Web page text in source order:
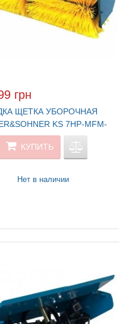
грн
ЩЕТКА УБОРОЧНАЯ
KS 7HP-MFM-
КУПИТЬ
Нет в наличии